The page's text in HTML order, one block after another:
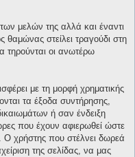
μελών της αλλά και έναντι
στείλει τραγούδι στη
τηρούνται οι ανωτέρω
με τη μορφή χρηματικής
τα έξοδα συντήρησης,
ή σαν ένδειξη
που έχουν αφιερωθεί ώστε
Ο χρήστης που στέλνει δωρεά
της σελίδας, να μας